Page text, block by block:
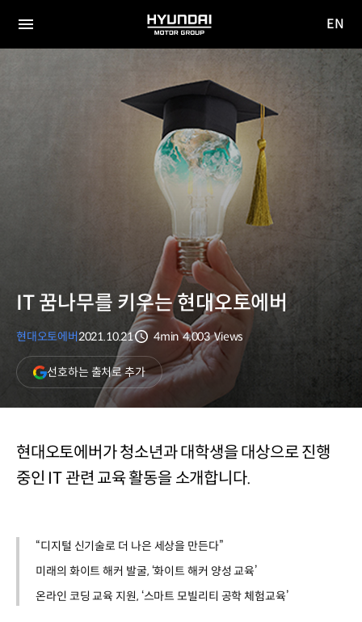
전체
HYUNDAI
MOTOR
사이
EN
IT 꿈나무를 키우는 현대오토에버
현대오토에버2021.10.21
4min
조회수
4,003 Views
선호하는 출처로 추가(새
창
열림)
현대오토에버가 청소년과 대학생을 대상으로 진행
중인 IT 관련 교육 활동을 소개합니다.
“디지털 신기술로 더 나은 세상을 만든다”
미래의 화이트 해커 발굴, ‘화이트 해커 양성 교육’
온라인 코딩 교육 지원, ‘스마트 모빌리티 공학 체험교육’